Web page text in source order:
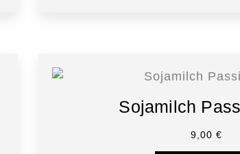
Sojamilch
9,00 €